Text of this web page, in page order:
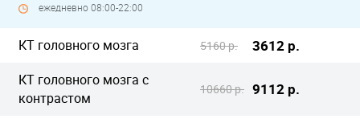
ежедневно 08:00-22:00
КТ головного мозга 5160 р. 3612 р.
КТ головного мозга с
контрастом
10660 р. 9112 р.